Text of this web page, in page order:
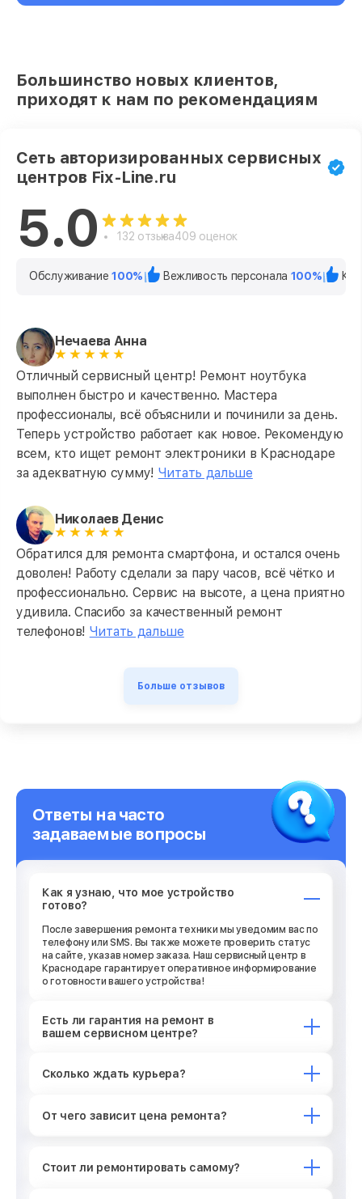
Большинство новых клиентов,
приходят к нам по рекомендациям
Сеть авторизированных сервисных
центров Fix-Line.ru
5.0 132 отзыва409 оценок
Обслуживание100% Вежливость персонала 100%
Нечаева Анна
Отличный сервисный центр! Ремонт ноутбука
выполнен быстро и качественно. Мастера
профессионалы, всё объяснили и починили за день.
Теперь устройство работает как новое. Рекомендую
всем, кто ищет ремонт электроники в Краснодаре
за адекватную сумму! Читать дальше
Николаев Денис
Обратился для ремонта смартфона, и остался очень
доволен! Работу сделали за пару часов, всё чётко и
профессионально. Сервис на высоте, а цена приятно
удивила. Спасибо за качественный ремонт
телефонов! Читать дальше
Больше отзывов
Ответы на часто
задаваемые вопросы
Как я узнаю, что мое устройство
готово?
После завершения ремонта техники мы уведомим вас по
телефону или SMS. Вы также можете проверить статус
на сайте, указав номер заказа. Наш сервисный центр в
Краснодаре гарантирует оперативное информирование
о готовности вашего устройства!
Есть ли гарантия на ремонт в
вашем сервисном центре?
Сколько ждать курьера?
От чего зависит цена ремонта?
Стоит ли ремонтировать самому?